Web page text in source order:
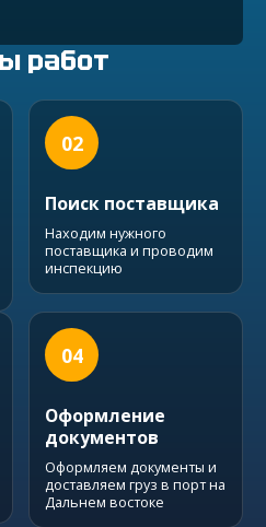
работ
02
Поиск поставщика
Находим нужного
поставщика и проводим
инспекцию
04
Оформление
документов
Оформляем документы и
доставляем груз в порт на
Дальнем востоке